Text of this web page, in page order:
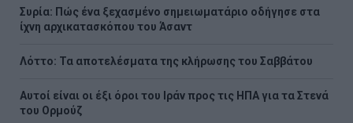
Συρία: Πώς ένα ξεχασμένο σημειωματάριο οδήγησε στα
ίχνη αρχικατασκόπου του Άσαντ
Λόττο: Τα αποτελέσματα της κλήρωσης του Σαββάτου
Αυτοί είναι οι έξι όροι του Ιράν προς τις ΗΠΑ για τα Στενά
του Ορμούζ